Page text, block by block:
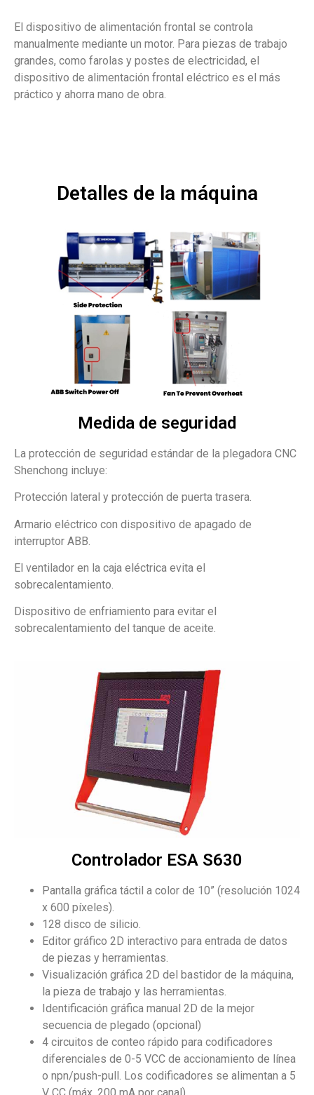
El dispositivo de alimentación frontal se controla
manualmente mediante un motor. Para piezas de trabajo
grandes, como farolas y postes de electricidad, el
dispositivo de alimentación frontal eléctrico es el más
práctico y ahorra mano de obra.
Detalles de la máquina
Medida de seguridad
La protección de seguridad estándar de la plegadora CNC
Shenchong incluye:
Protección lateral y protección de puerta trasera.
Armario eléctrico con dispositivo de apagado de
interruptor ABB.
El ventilador en la caja eléctrica evita el
sobrecalentamiento.
Dispositivo de enfriamiento para evitar el
sobrecalentamiento del tanque de aceite.
Controlador ESA S630
Pantalla gráfica táctil a color de 10” (resolución 1024
x 600 píxeles).
128 disco de silicio.
Editor gráfico 2D interactivo para entrada de datos
de piezas y herramientas.
Visualización gráfica 2D del bastidor de la máquina,
la pieza de trabajo y las herramientas.
Identificación gráfica manual 2D de la mejor
secuencia de plegado (opcional)
4 circuitos de conteo rápido para codificadores
diferenciales de 0-5 VCC de accionamiento de línea
o npn/push-pull. Los codificadores se alimentan a 5